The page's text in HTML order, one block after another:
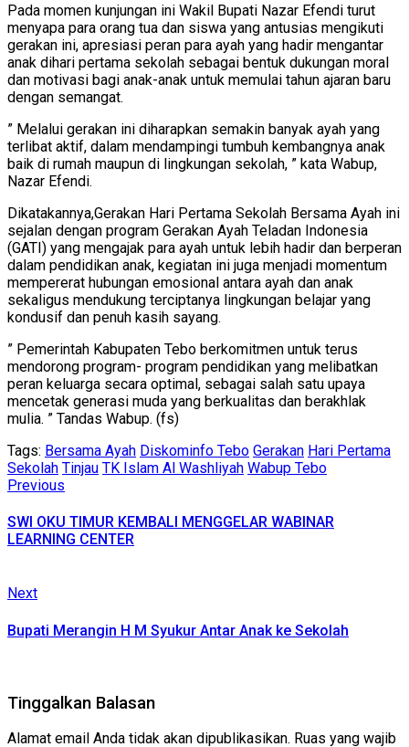
Pada momen kunjungan ini Wakil Bupati Nazar Efendi turut
menyapa para orang tua dan siswa yang antusias mengikuti
gerakan ini, apresiasi peran para ayah yang hadir mengantar
anak dihari pertama sekolah sebagai bentuk dukungan moral
dan motivasi bagi anak-anak untuk memulai tahun ajaran baru
dengan semangat.
” Melalui gerakan ini diharapkan semakin banyak ayah yang
terlibat aktif, dalam mendampingi tumbuh kembangnya anak
baik di rumah maupun di lingkungan sekolah, ” kata Wabup,
Nazar Efendi.
Dikatakannya,Gerakan Hari Pertama Sekolah Bersama Ayah ini
sejalan dengan program Gerakan Ayah Teladan Indonesia
(GATI) yang mengajak para ayah untuk lebih hadir dan berperan
dalam pendidikan anak, kegiatan ini juga menjadi momentum
mempererat hubungan emosional antara ayah dan anak
sekaligus mendukung terciptanya lingkungan belajar yang
kondusif dan penuh kasih sayang.
” Pemerintah Kabupaten Tebo berkomitmen untuk terus
mendorong program- program pendidikan yang melibatkan
peran keluarga secara optimal, sebagai salah satu upaya
mencetak generasi muda yang berkualitas dan berakhlak
mulia. ” Tandas Wabup. (fs)
Tags: Bersama Ayah Diskominfo Tebo Gerakan Hari Pertama
Sekolah Tinjau TK Islam Al Washliyah Wabup Tebo
Continue
Reading
Previous
SWI OKU TIMUR KEMBALI MENGGELAR WABINAR
LEARNING CENTER
NextNext
Bupati Merangin H M Syukur Antar Anak ke Sekolah
Tinggalkan Balasan
Alamat email Anda tidak akan dipublikasikan. Ruas yang wajib